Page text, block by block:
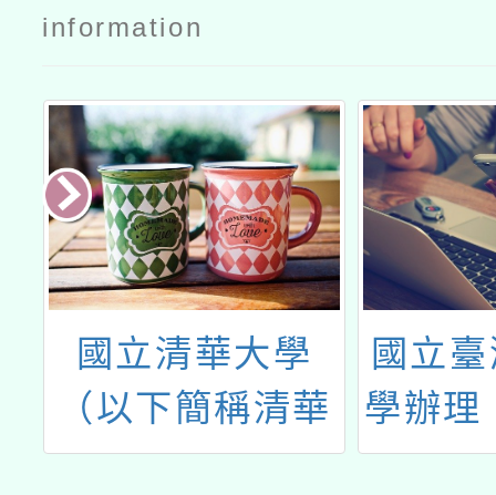
information
國立清華大學
（以下簡稱清華
大學）臺灣語言
國立
學辦理
國際